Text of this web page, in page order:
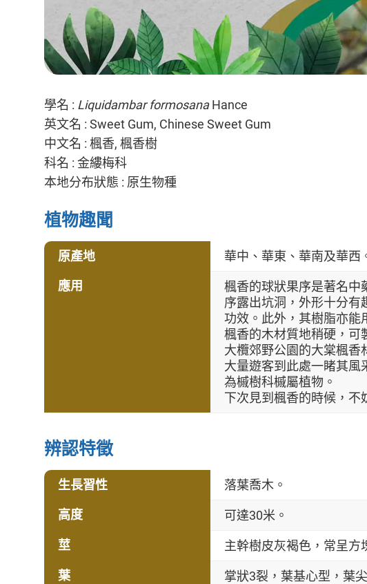
學名 : Liquidambar formosanaHance
英文名 : Sweet Gum, Chinese Sweet Gum
中文名 : 楓香, 楓香樹
科名 : 金縷梅科
本地分布狀態 : 原生物種
植物趣聞
原產地 華中、華東、華南及華西
應用
楓香的球狀果序是著名中
序露出坑洞，外形十分有
功效。此外，其樹脂亦能
楓香的木材質地稍硬，可
大欖郊野公園的大棠楓香
大量遊客到此處一睹其風
為槭樹科槭屬植物。
下次見到楓香的時候，不
辨認特徵
生長習性 落葉喬木。
高度 可達30米。
莖 主幹樹皮灰褐色，常呈方
葉
掌狀3裂，葉基心型，葉